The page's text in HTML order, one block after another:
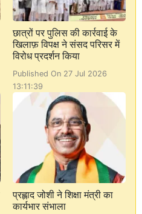
छात्रों पर पुलिस की कार्रवाई के
खिलाफ़ विपक्ष ने संसद परिसर में
विरोध प्रदर्शन किया
Published On 27 Jul 2026
13:11:39
प्रह्लाद जोशी ने शिक्षा मंत्री का
कार्यभार संभाला